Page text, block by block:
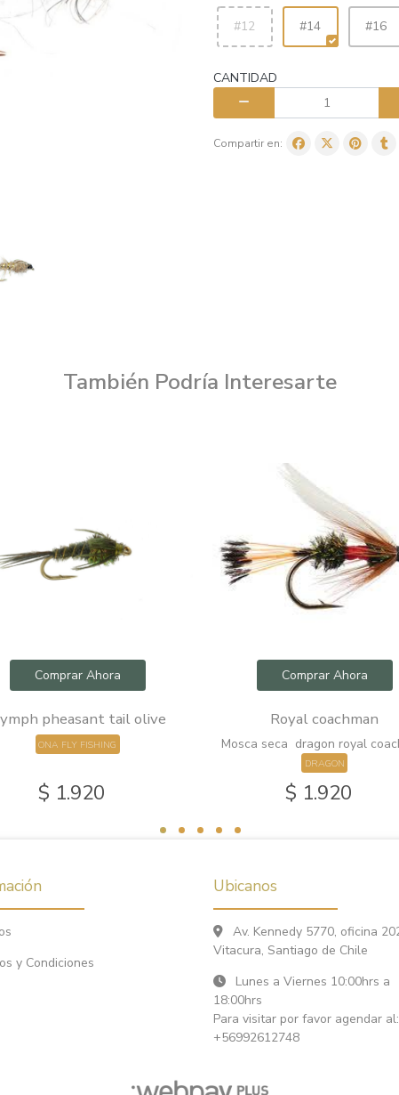
#12 #14 #16
CANTIDAD
Compartir en:
También Podría Interesarte
Comprar Ahora
pheasant tail olive
ONA FLY FISHING
$ 1.920
Comprar Ahora
Royal coachman
Mosca seca dragon royal
DRAGON
$ 1.920
y Condiciones
Ubicanos
Av. Kennedy 5770, oficina
Vitacura, Santiago de Chile
Lunes a Viernes 10:00hrs a
18:00hrs
Para visitar por favor agendar al:
+56992612748